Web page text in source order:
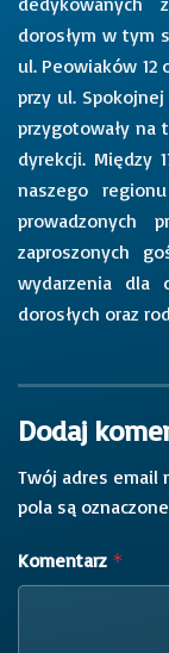
dorosłym w tym
ul. Peowiaków 12
przy ul.
przygotowały na
dyrekcji. Między
naszego
prowadzonych
zaproszonych
wydarzenia dla
dorosłych oraz
Dodaj
Twój adres email
pola są oznaczone
Komentarz *